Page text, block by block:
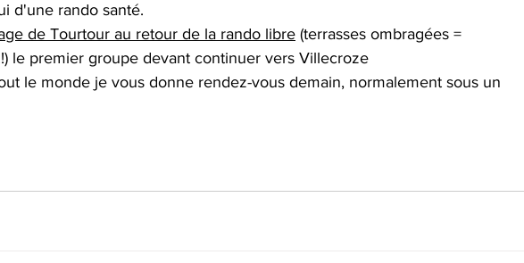
d'une rando santé.
de Tourtour au retour de la rando libre (terrasses ombragées =
le premier groupe devant continuer vers Villecroze
le monde je vous donne rendez-vous demain, normalement sous un